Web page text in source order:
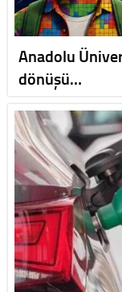
Anadolu
dönüşü…